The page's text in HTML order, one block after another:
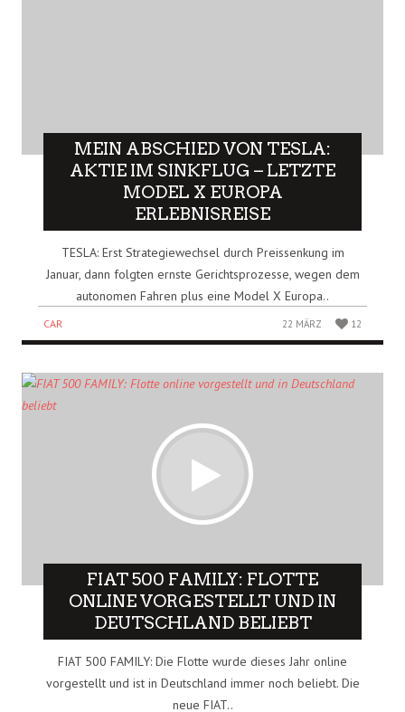
MEIN ABSCHIED VON TESLA:
AKTIE IM SINKFLUG – LETZTE
MODEL X EUROPA
ERLEBNISREISE
TESLA: Erst Strategiewechsel durch Preissenkung im
Januar, dann folgten ernste Gerichtsprozesse, wegen dem
autonomen Fahren plus eine Model X Europa..
CAR 22 MÄRZ 12
FIAT 500 FAMILY: FLOTTE
ONLINE VORGESTELLT UND IN
DEUTSCHLAND BELIEBT
FIAT 500 FAMILY: Die Flotte wurde dieses Jahr online
vorgestellt und ist in Deutschland immer noch beliebt. Die
neue FIAT..